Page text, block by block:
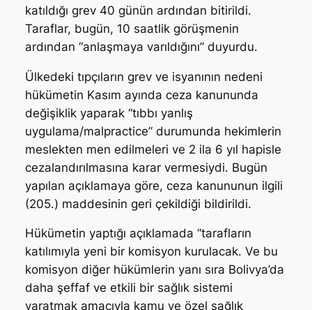
katıldığı grev 40 günün ardından bitirildi.
Taraflar, bugün, 10 saatlik görüşmenin
ardından “anlaşmaya varıldığını” duyurdu.
Ülkedeki tıpçıların grev ve isyanının nedeni
hükümetin Kasım ayında ceza kanununda
değişiklik yaparak “tıbbı yanlış
uygulama/malpractice” durumunda hekimlerin
meslekten men edilmeleri ve 2 ila 6 yıl hapisle
cezalandırılmasına karar vermesiydi. Bugün
yapılan açıklamaya göre, ceza kanununun ilgili
(205.) maddesinin geri çekildiği bildirildi.
Hükümetin yaptığı açıklamada “tarafların
katılımıyla yeni bir komisyon kurulacak. Ve bu
komisyon diğer hükümlerin yanı sıra Bolivya’da
daha şeffaf ve etkili bir sağlık sistemi
yaratmak amacıyla kamu ve özel sağlık